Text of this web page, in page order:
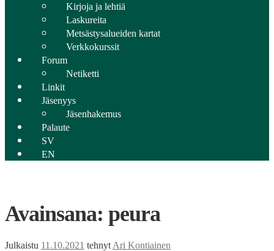
Kirjoja ja lehtiä
Laskureita
Metsästysalueiden kartat
Verkkokurssit
Forum
Netiketti
Linkit
Jäsenyys
Jäsenhakemus
Palaute
SV
EN
Avainsana: peura
Julkaistu 11.10.2021 tehnyt Ari Kontiainen